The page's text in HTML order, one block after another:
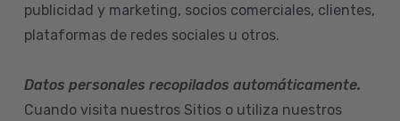
publicidad y marketing, socios comerciales, clientes,
plataformas de redes sociales u otros.
Datos personales recopilados automáticamente.
Cuando visita nuestros Sitios o utiliza nuestros